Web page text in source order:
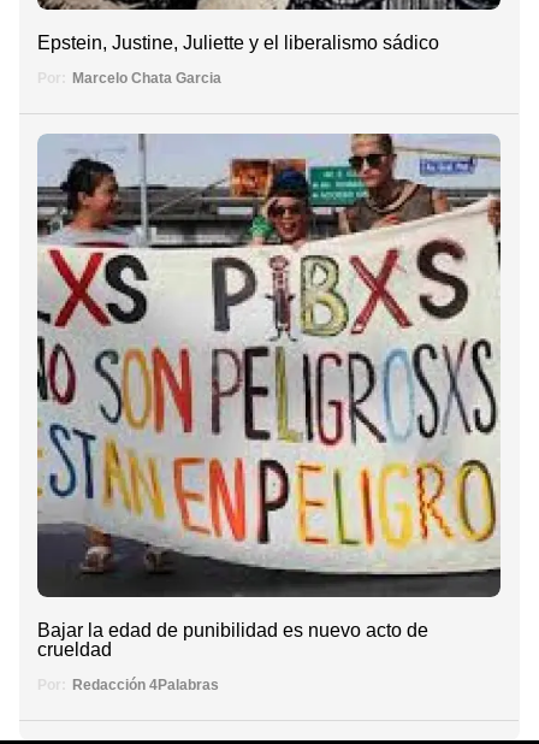
Epstein, Justine, Juliette y el liberalismo sádico
Por: Marcelo Chata Garcia
Bajar la edad de punibilidad es nuevo acto de
crueldad
Por: Redacción 4Palabras